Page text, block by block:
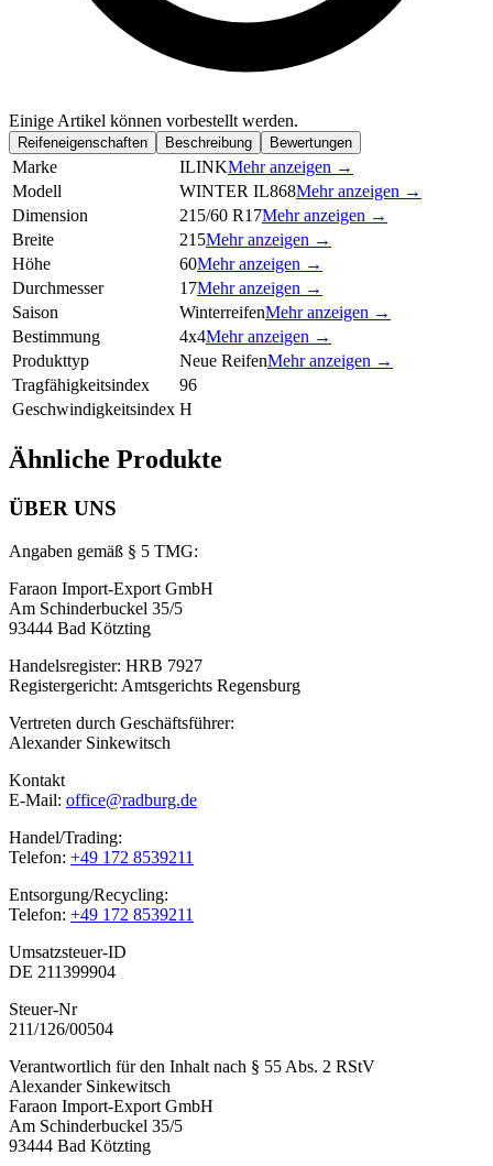
Einige Artikel können vorbestellt werden.
Reifeneigenschaften Beschreibung Bewertungen
Marke ILINKMehr anzeigen →
Modell
WINTER IL868Mehr anzeigen →
Dimension
215/60 R17Mehr anzeigen →
Breite
215Mehr anzeigen →
Höhe
60Mehr anzeigen →
Durchmesser
17Mehr anzeigen →
Saison
WinterreifenMehr anzeigen →
Bestimmung
4x4Mehr anzeigen →
Produkttyp
Neue ReifenMehr anzeigen →
Tragfähigkeitsindex
96
Geschwindigkeitsindex H
Ähnliche Produkte
ÜBER UNS
Angaben gemäß § 5 TMG:
Faraon Import-Export GmbH
Am Schinderbuckel 35/5
93444 Bad Kötzting
Handelsregister: HRB 7927
Registergericht: Amtsgerichts Regensburg
Vertreten durch Geschäftsführer:
Alexander Sinkewitsch
Kontakt
E-Mail: office@radburg.de
Handel/Trading:
Telefon: +49 172 8539211
Entsorgung/Recycling:
Telefon: +49 172 8539211
Umsatzsteuer-ID
DE 211399904
Steuer-Nr
211/126/00504
Verantwortlich für den Inhalt nach § 55 Abs. 2 RStV
Alexander Sinkewitsch
Faraon Import-Export GmbH
Am Schinderbuckel 35/5
93444 Bad Kötzting